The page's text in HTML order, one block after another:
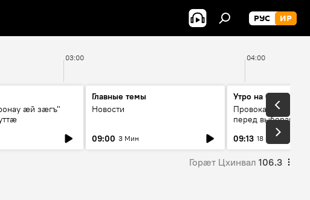
РУС ИР
03:00 04:00
ӕй зӕгъ"
Главные темы
Новости
09:00 3 Мин
Утро на Спутнике
Провокации со
перед выборами в
09:13 18 Мин
Горӕт Цхинвал 106.3